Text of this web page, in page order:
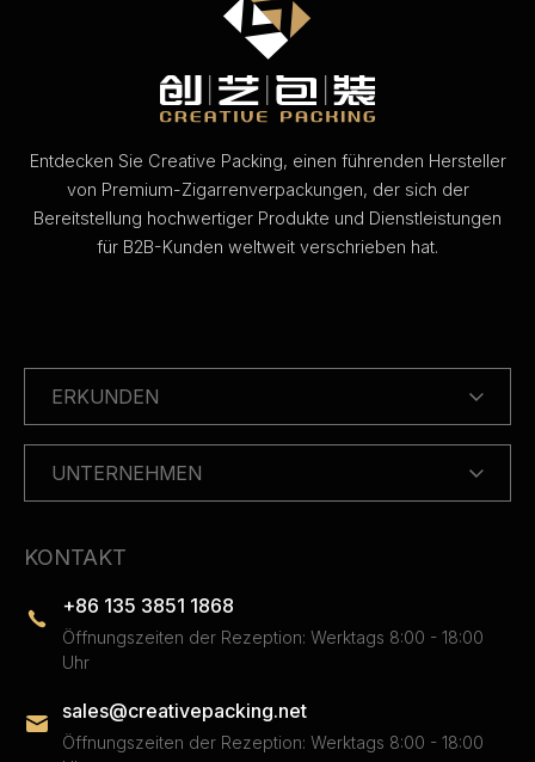
Entdecken Sie Creative Packing, einen führenden Hersteller
von Premium-Zigarrenverpackungen, der sich der
Bereitstellung hochwertiger Produkte und Dienstleistungen
für B2B-Kunden weltweit verschrieben hat.
ERKUNDEN
UNTERNEHMEN
KONTAKT
+86 135 3851 1868
Öffnungszeiten der Rezeption: Werktags 8:00 - 18:00
Uhr
sales@creativepacking.net
Öffnungszeiten der Rezeption: Werktags 8:00 - 18:00